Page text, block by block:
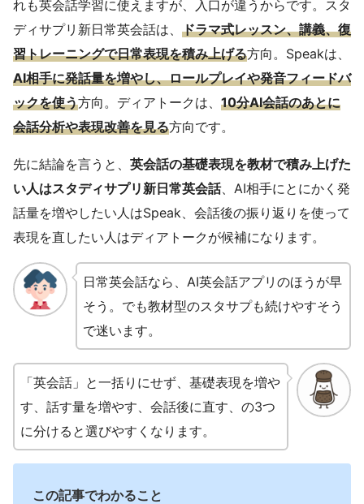
れも英会話学習に使えますが、入口が違うからです。スタ
ディサプリ新日常英会話は、 ドラマ式レッスン、講義、復
習トレーニングで日常表現を積み上げる方向。Speakは、
AI相手に発話量を増やし、ロールプレイや発音フィードバ
ックを使う方向。ディアトークは、 10分AI会話のあとに
会話分析や表現改善を見る方向です。
先に結論を言うと、 英会話の基礎表現を教材で積み上げた
い人はスタディサプリ新日常英会話、AI相手にとにかく発
話量を増やしたい人はSpeak、会話後の振り返りを使って
表現を直したい人はディアトークが候補になります。
日常英会話なら、AI英会話アプリのほうが早
そう。でも教材型のスタサプも続けやすそう
で迷います。
「英会話」と一括りにせず、基礎表現を増や
す、話す量を増やす、会話後に直す、の3つ
に分けると選びやすくなります。
この記事でわかること